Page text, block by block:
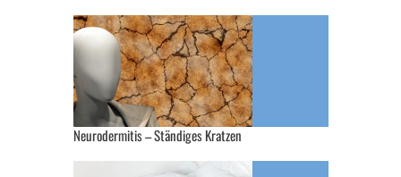
Neurodermitis – Ständiges Kratzen